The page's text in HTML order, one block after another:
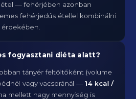
— fehérjében azonban
fehérjedús étellel kombinálni
fogyasztani diéta alatt?
tányér feltöltőként (volume
vagy vacsoránál —14 kcal /
mellett nagy mennyiség is